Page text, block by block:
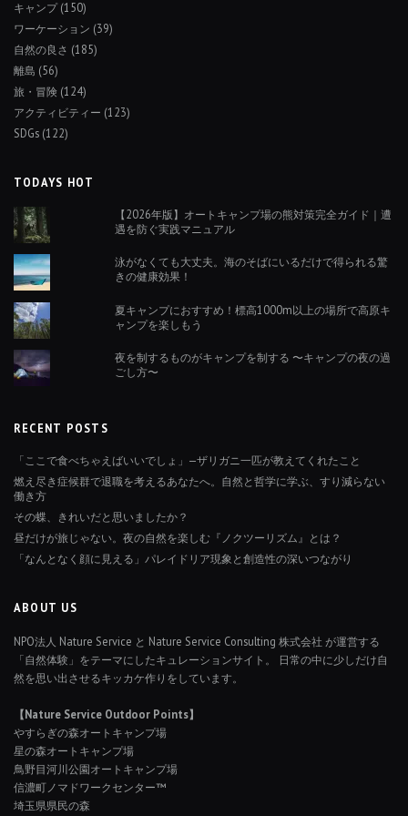
キャンプ(150)
ワーケーション (39)
自然の良さ (185)
離島 (56)
旅・冒険 (124)
アクティビティー (123)
SDGs (122)
TODAYS HOT
【2026年版】オートキャンプ場の熊対策完全ガイド｜遭
遇を防ぐ実践マニュアル
泳がなくても大丈夫。海のそばにいるだけで得られる驚
きの健康効果！
夏キャンプにおすすめ！標高1000m以上の場所で高原キ
ャンプを楽しもう
夜を制するものがキャンプを制する 〜キャンプの夜の過
ごし方〜
RECENT POSTS
「ここで食べちゃえばいいでしょ」—ザリガニ一匹が教えてくれたこと
燃え尽き症候群で退職を考えるあなたへ。自然と哲学に学ぶ、すり減らない
働き方
その蝶、きれいだと思いましたか？
昼だけが旅じゃない。夜の自然を楽しむ『ノクツーリズム』とは？
「なんとなく顔に見える」パレイドリア現象と創造性の深いつながり
ABOUT US
NPO法人 Nature Service と Nature Service Consulting 株式会社 が運営する
「自然体験」をテーマにしたキュレーションサイト。 日常の中に少しだけ自
然を思い出させるキッカケ作りをしています。
【Nature Service Outdoor Points】
やすらぎの森オートキャンプ場
星の森オートキャンプ場
鳥野目河川公園オートキャンプ場
信濃町ノマドワークセンター™
埼玉県県民の森